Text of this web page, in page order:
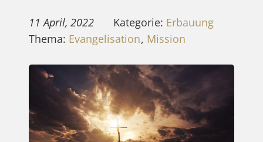
11 April, 2022 Kategorie: Erbauung
Thema: Evangelisation, Mission